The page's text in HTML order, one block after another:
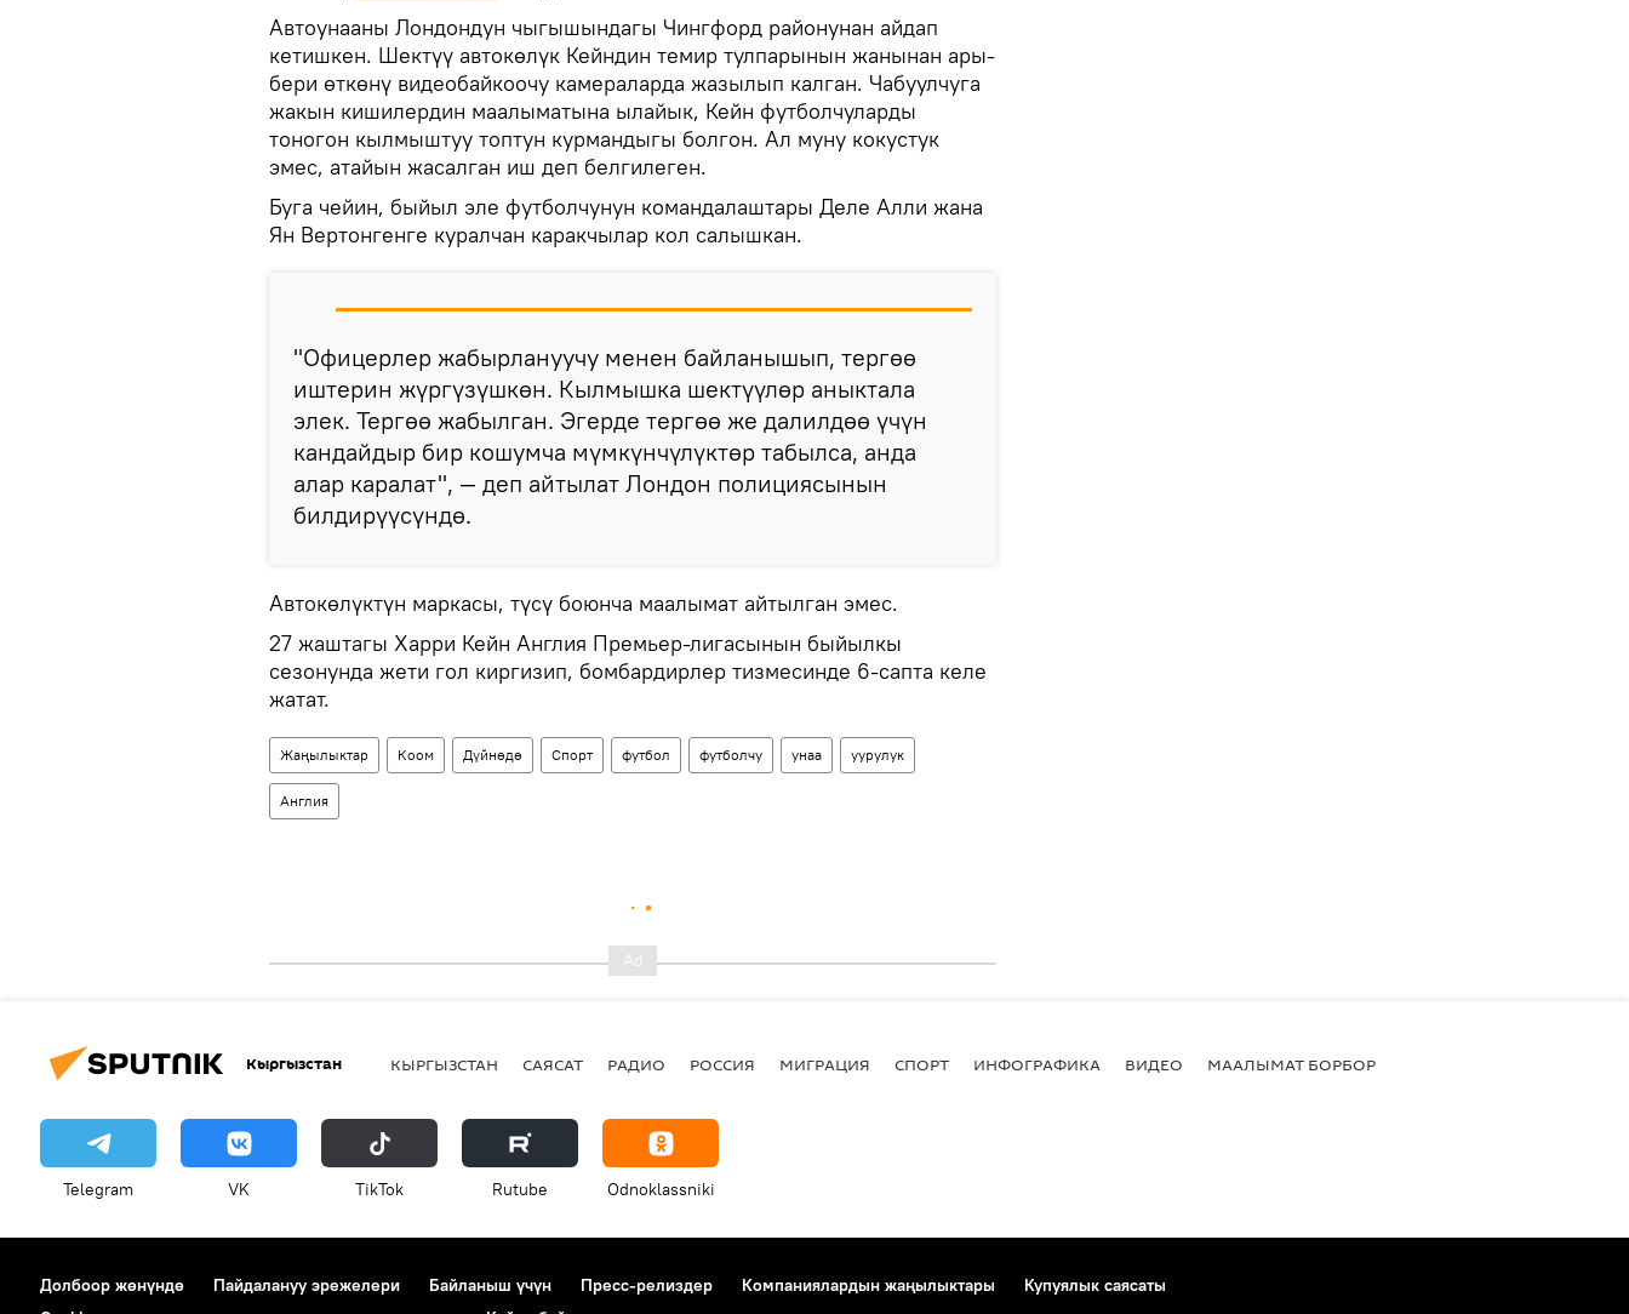
Автоунааны Лондондун чыгышындагы Чингфорд районунан айдап
кетишкен. Шектүү автокөлүк Кейндин темир тулпарынын жанынан ары-
бери өткөнү видеобайкоочу камераларда жазылып калган. Чабуулчуга
жакын кишилердин маалыматына ылайык, Кейн футболчуларды
тоногон кылмыштуу топтун курмандыгы болгон. Ал муну кокустук
эмес, атайын жасалган иш деп белгилеген.
Буга чейин, быйыл эле футболчунун командалаштары Деле Алли жана
Ян Вертонгенге куралчан каракчылар кол салышкан.
"Офицерлер жабырлануучу менен байланышып, тергөө
иштерин жүргүзүшкөн. Кылмышка шектүүлөр аныктала
элек. Тергөө жабылган. Эгерде тергөө же далилдөө үчүн
кандайдыр бир кошумча мүмкүнчүлүктөр табылса, анда
алар каралат", — деп айтылат Лондон полициясынын
билдирүүсүндө.
Автокөлүктүн маркасы, түсү боюнча маалымат айтылган эмес.
27 жаштагы Харри Кейн Англия Премьер-лигасынын быйылкы
сезонунда жети гол киргизип, бомбардирлер тизмесинде 6-сапта келе
жатат.
Жаңылыктар Коом Дүйнөдө Спорт футбол футболчу унаа уурулук
Англия
Кыргызстан КЫРГЫЗСТАН САЯСАТ РАДИО РОССИЯ МИГРАЦИЯ СПОРТ ИНФОГРАФИКА ВИДЕО МААЛЫМАТ БОРБОР
Telegram VK ТikТоk Rutube Odnoklassniki
Долбоор жөнүндө Пайдалануу эрежелери Байланыш үчүн Пресс-релиздер Компаниялардын жаңылыктары
Купуялык саясаты